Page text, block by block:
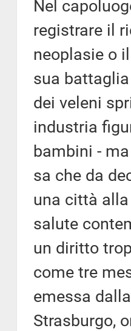
Nel
registrare il
neoplasie o
sua
dei veleni
industria
bambini -
sa che da
una città
salute
un diritto
come tre
emessa
Strasburgo,